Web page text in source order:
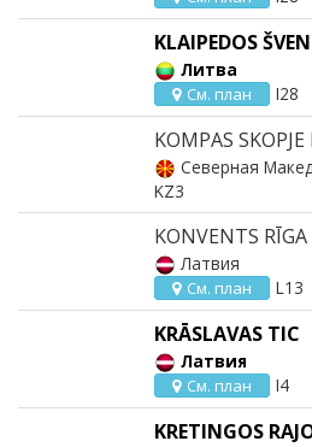
KLAIPEDOS
Литва
См. план I28
KOMPAS
Северная
KZ3
KONVENTS RĪGA
Латвия
См. план L13
KRĀSLAVAS TIC
Латвия
См. план I4
KRETINGOS